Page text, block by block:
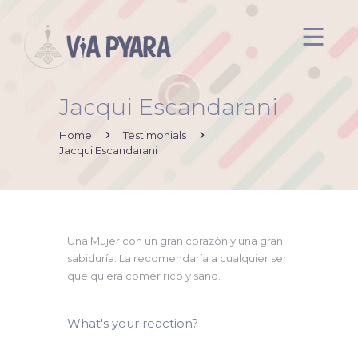
Jacqui Escandarani
Home
Testimonials
Jacqui Escandarani
Inicio
Acerca de mi
Via Pyara
Servicios
Contacto
Una Mujer con un gran corazón y una gran
sabiduría. La recomendaría a cualquier ser
que quiera comer rico y sano.
What's your reaction?